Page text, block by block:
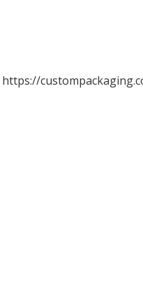
https://